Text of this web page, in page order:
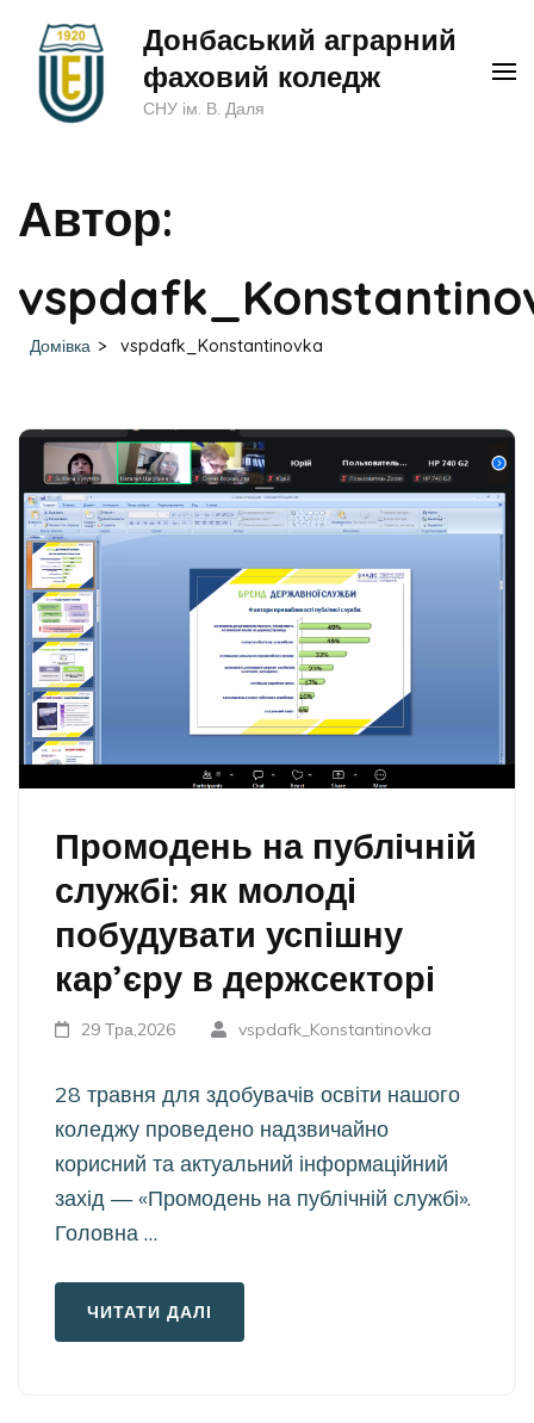
(натисніть
Донбаський аграрний
фаховий коледж
СНУ ім. В. Даля
Автор:
Домівка > vspdafk_Konstantinovka
Промодень на публічній
службі: як молоді
побудувати успішну
кар’єру в держсекторі
29 Тра,2026 vspdafk_Konstantinovka
28 травня для здобувачів освіти нашого
коледжу проведено надзвичайно
корисний та актуальний інформаційний
захід — «Промодень на публічній службі».
Головна …
ЧИТАТИ ДАЛІ